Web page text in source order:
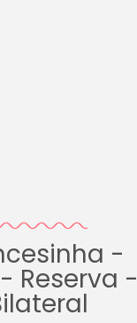
-
Reserva -